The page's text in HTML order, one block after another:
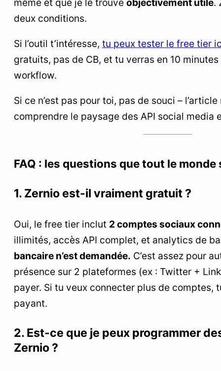
même et que je le trouve objectivement utile.
deux conditions.
Si l’outil t’intéresse, tu peux tester le free tier
gratuits, pas de CB, et tu verras en 10
workflow.
Si ce n’est pas pour toi, pas de souci –
comprendre le paysage des API social media
FAQ : les questions que tout le monde
1. Zernio est-il vraiment gratuit ?
Oui, le free tier inclut 2 comptes sociaux
illimités, accès API complet, et analytics de
bancaire n’est demandée. C’est assez pour
présence sur 2 plateformes (ex : Twitter +
payer. Si tu veux connecter plus de comptes,
payant.
2. Est-ce que je peux programmer
Zernio ?